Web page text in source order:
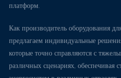
платформ.
Как производитель оборудования
предлагаем индивидуальные
которые точно справляются с
различных сценариях, обеспечивая